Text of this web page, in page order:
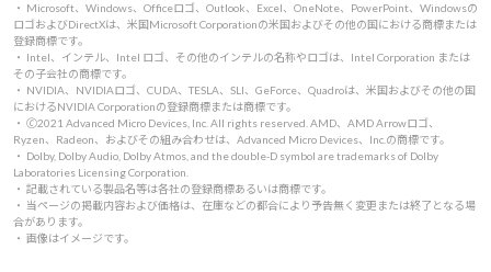
・ Microsoft、Windows、Officeロゴ、Outlook、Excel、OneNote、PowerPoint、Windowsの
ロゴおよびDirectXは、米国Microsoft Corporationの米国およびその他の国における商標または
登録商標です。
・ Intel、インテル、Intel ロゴ、その他のインテルの名称やロゴは、Intel Corporation または
その子会社の商標です。
・ NVIDIA、NVIDIAロゴ、CUDA、TESLA、SLI、GeForce、Quadroは、米国およびその他の国
におけるNVIDIA Corporationの登録商標または商標です。
・ 🄫2021 Advanced Micro Devices, Inc. All rights reserved. AMD、AMD Arrowロゴ、
Ryzen、Radeon、およびその組み合わせは、Advanced Micro Devices、Inc.の商標です。
・ Dolby, Dolby Audio, Dolby Atmos, and the double-D symbol are trademarks of Dolby
Laboratories Licensing Corporation.
・ 記載されている製品名等は各社の登録商標あるいは商標です。
・ 当ページの掲載内容および価格は、在庫などの都合により予告無く変更または終了となる場
合があります。
・ 画像はイメージです。